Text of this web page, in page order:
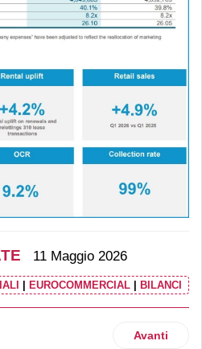
11 Maggio 2026
EUROCOMMERCIAL BILANCI
Shopping: incarico triennale
Articolo
Avanti